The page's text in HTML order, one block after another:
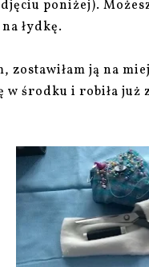
poniżej).
łydkę.
zostawiłam ją na
w środku i robiła już